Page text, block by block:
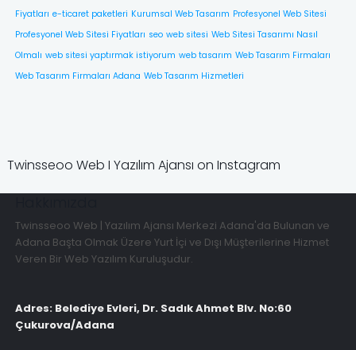
Fiyatları e-ticaret paketleri Kurumsal Web Tasarım Profesyonel Web Sitesi
Profesyonel Web Sitesi Fiyatları seo web sitesi Web Sitesi Tasarımı Nasıl
Olmalı web sitesi yaptırmak istiyorum web tasarım Web Tasarım Firmaları
Web Tasarım Firmaları Adana Web Tasarım Hizmetleri
Twinsseoo Web I Yazılım Ajansı on Instagram
Twinsseoo Web | Yazılım Ajansı Merkezi Adana'da Bulunan ve
Adana Başta Olmak Üzere Yurt İçi ve Dışı Müşterilerine Hizmet
Veren Bir Web Yazılım Kuruluşudur.
Adres: Belediye Evleri, Dr. Sadık Ahmet Blv. No:60
Çukurova/Adana